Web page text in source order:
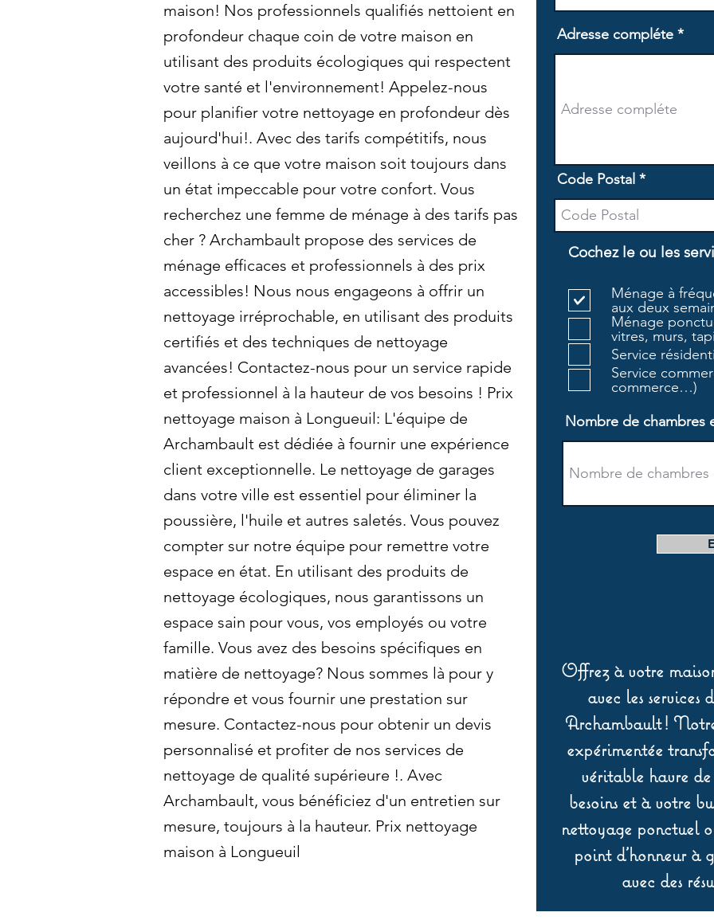
maison! Nos professionnels qualifiés nettoient en
profondeur chaque coin de votre maison en
utilisant des produits écologiques qui respectent
votre santé et l'environnement! Appelez-nous
pour planifier votre nettoyage en profondeur dès
aujourd'hui!. Avec des tarifs compétitifs, nous
veillons à ce que votre maison soit toujours dans
un état impeccable pour votre confort. Vous
recherchez une femme de ménage à des tarifs pas
cher ? Archambault propose des services de
ménage efficaces et professionnels à des prix
accessibles! Nous nous engageons à offrir un
nettoyage irréprochable, en utilisant des produits
certifiés et des techniques de nettoyage
avancées! Contactez-nous pour un service rapide
et professionnel à la hauteur de vos besoins ! Prix
nettoyage maison à Longueuil: L'équipe de
Archambault est dédiée à fournir une expérience
client exceptionnelle. Le nettoyage de garages
dans votre ville est essentiel pour éliminer la
poussière, l'huile et autres saletés. Vous pouvez
compter sur notre équipe pour remettre votre
espace en état. En utilisant des produits de
nettoyage écologiques, nous garantissons un
espace sain pour vous, vos employés ou votre
famille. Vous avez des besoins spécifiques en
matière de nettoyage? Nous sommes là pour y
répondre et vous fournir une prestation sur
mesure. Contactez-nous pour obtenir un devis
personnalisé et profiter de nos services de
nettoyage de qualité supérieure !. Avec
Archambault, vous bénéficiez d'un entretien sur
mesure, toujours à la hauteur. Prix nettoyage
maison à Longueuil
Adresse compléte
Code Postal
Cochez le ou les
Ménage à
aux deux
Ménage
vitres, murs,
Service
Service
commerce…)
Nombre de chambres
Offrez à votre
avec les services
Archambault !
expérimentée
véritable havre
besoins et à votre
nettoyage ponctuel
point d’honneur à
avec des